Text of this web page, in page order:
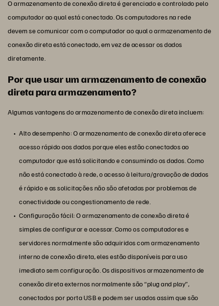
O armazenamento de conexão direta é gerenciado e controlado pelo
computador ao qual está conectado. Os computadores na rede
devem se comunicar com o computador ao qual o armazenamento de
conexão direta está conectado, em vez de acessar os dados
diretamente.
Por que usar um armazenamento de conexão
direta para armazenamento?
Algumas vantagens do armazenamento de conexão direta incluem:
Alto desempenho: O armazenamento de conexão direta oferece
acesso rápido aos dados porque eles estão conectados ao
computador que está solicitando e consumindo os dados. Como
não está conectado à rede, o acesso à leitura/gravação de dados
é rápido e as solicitações não são afetadas por problemas de
conectividade ou congestionamento de rede.
Configuração fácil: O armazenamento de conexão direta é
simples de configurar e acessar. Como os computadores e
servidores normalmente são adquiridos com armazenamento
interno de conexão direta, eles estão disponíveis para uso
imediato sem configuração. Os dispositivos armazenamento de
conexão direta externos normalmente são “plug and play”,
conectados por porta USB e podem ser usados assim que são